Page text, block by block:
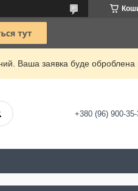
Ваша заявка буде
+380 (96) 900-